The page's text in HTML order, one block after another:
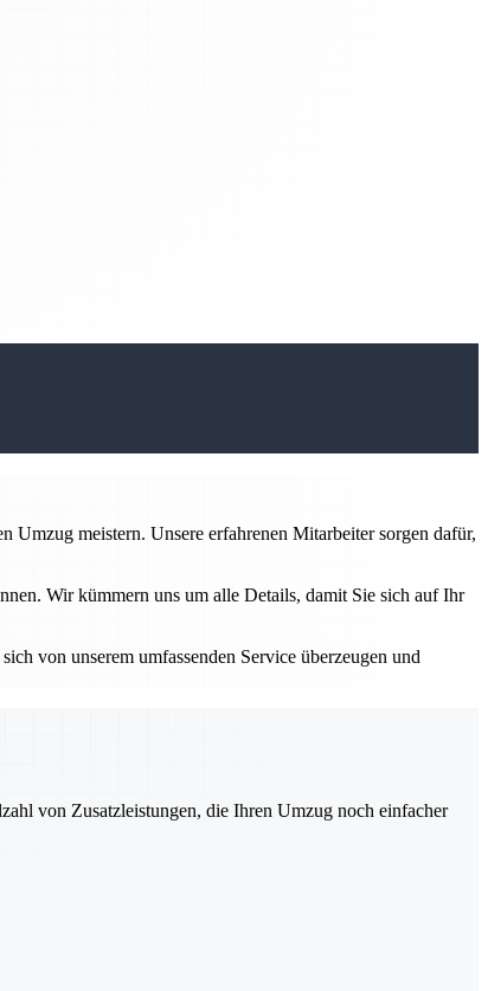
Umzug meistern. Unsere erfahrenen Mitarbeiter sorgen dafür,
Wir kümmern uns um alle Details, damit Sie sich auf Ihr
von unserem umfassenden Service überzeugen und
von Zusatzleistungen, die Ihren Umzug noch einfacher